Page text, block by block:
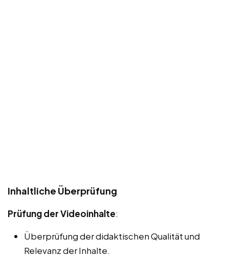
Inhaltliche Überprüfung
Prüfung der Videoinhalte:
Überprüfung der didaktischen Qualität und
Relevanz der Inhalte.